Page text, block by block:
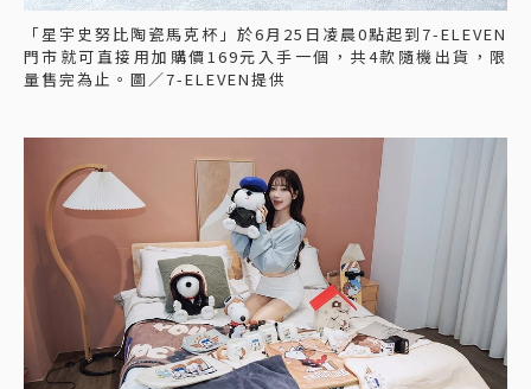
「星宇史努比陶瓷馬克杯」於6月25日凌晨0點起到7-ELEVEN
門市就可直接用加購價169元入手一個，共4款隨機出貨，限
量售完為止。圖／7-ELEVEN提供